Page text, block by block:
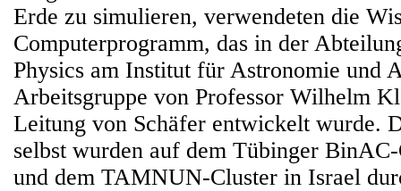
Erde zu simulieren, verwendeten die
Computerprogramm, das in der
Physics am Institut für Astronomie und
Arbeitsgruppe von Professor Wilhelm
Leitung von Schäfer entwickelt wurde.
selbst wurden auf dem Tübinger
und dem TAMNUN-Cluster in Israel